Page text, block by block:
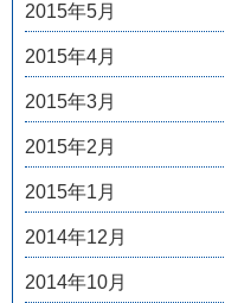
2015年5月
2015年4月
2015年3月
2015年2月
2015年1月
2014年12月
2014年10月